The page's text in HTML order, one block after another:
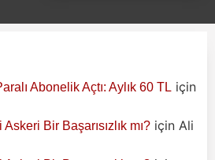
Abonelik Açtı: Aylık 60 TL için
Bir Başarısızlık mı? için Ali